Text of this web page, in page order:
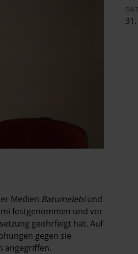
Medien Batumelebiund
festgenommen und vor
geohrfeigt hat. Auf
gegen sie
angegriffen.